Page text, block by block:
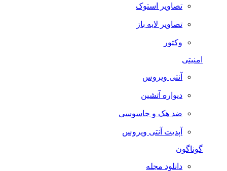
تصاویر استوک
تصاویر لایه باز
وکتور
امنیتی
آنتی ویروس
دیواره آتشین
ضد هک و جاسوسی
آپدیت آنتی ویروس
گوناگون
دانلود مجله